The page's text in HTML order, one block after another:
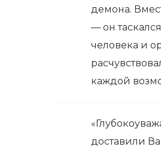
демона.
— он
человека и
каждой
доставили